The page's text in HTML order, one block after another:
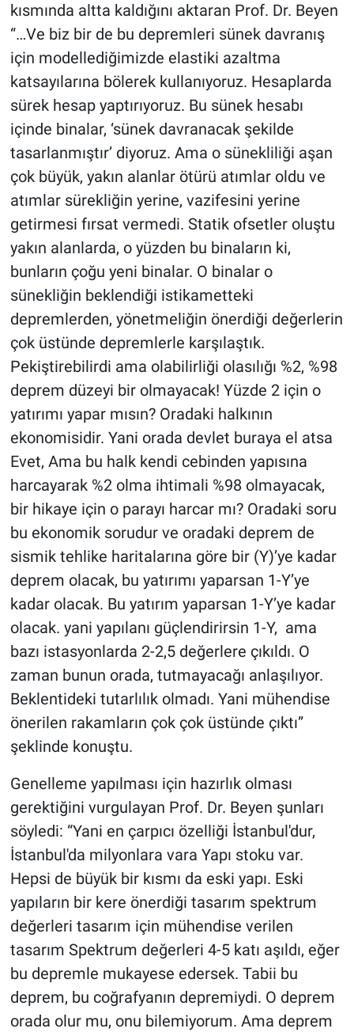
kısmında altta kaldığını aktaran Prof. Dr. Beyen
“…Ve biz bir de bu depremleri sünek davranış
için modellediğimizde elastiki azaltma
katsayılarına bölerek kullanıyoruz. Hesaplarda
sürek hesap yaptırıyoruz. Bu sünek hesabı
içinde binalar, ‘sünek davranacak şekilde
tasarlanmıştır’ diyoruz. Ama o sünekliliği aşan
çok büyük, yakın alanlar ötürü atımlar oldu ve
atımlar sürekliğin yerine, vazifesini yerine
getirmesi fırsat vermedi. Statik ofsetler oluştu
yakın alanlarda, o yüzden bu binaların ki,
bunların çoğu yeni binalar. O binalar o
sünekliğin beklendiği istikametteki
depremlerden, yönetmeliğin önerdiği değerlerin
çok üstünde depremlerle karşılaştık.
Pekiştirebilirdi ama olabilirliği olasılığı %2, %98
deprem düzeyi bir olmayacak! Yüzde 2 için o
yatırımı yapar mısın? Oradaki halkının
ekonomisidir. Yani orada devlet buraya el atsa
Evet, Ama bu halk kendi cebinden yapısına
harcayarak %2 olma ihtimali %98 olmayacak,
bir hikaye için o parayı harcar mı? Oradaki soru
bu ekonomik sorudur ve oradaki deprem de
sismik tehlike haritalarına göre bir (Y)’ye kadar
deprem olacak, bu yatırımı yaparsan 1-Y’ye
kadar olacak. Bu yatırım yaparsan 1-Y’ye kadar
olacak. yani yapılanı güçlendirirsin 1-Y, ama
bazı istasyonlarda 2-2,5 değerlere çıkıldı. O
zaman bunun orada, tutmayacağı anlaşılıyor.
Beklentideki tutarlılık olmadı. Yani mühendise
önerilen rakamların çok çok üstünde çıktı”
şeklinde konuştu.
Genelleme yapılması için hazırlık olması
gerektiğini vurgulayan Prof. Dr. Beyen şunları
söyledi: “Yani en çarpıcı özelliği İstanbul'dur,
İstanbul'da milyonlara vara Yapı stoku var.
Hepsi de büyük bir kısmı da eski yapı. Eski
yapıların bir kere önerdiği tasarım spektrum
değerleri tasarım için mühendise verilen
tasarım Spektrum değerleri 4-5 katı aşıldı, eğer
bu depremle mukayese edersek. Tabii bu
deprem, bu coğrafyanın depremiydi. O deprem
orada olur mu, onu bilemiyorum. Ama deprem